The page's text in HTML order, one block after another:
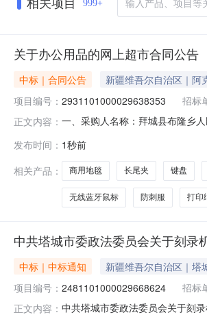
相关项目 999+
关于办公用品的网上超市合同公告
中标｜合同公告 新疆维吾尔自治区｜阿
项目编号： 2931101000029638353 招标
正文内容： 一、采购人名称：拜城县布隆乡
力/deliT1盒19.0026049402雷柏
发布时间： 1秒前
相关产品：
商用地毯 长尾夹 键盘
无线蓝牙鼠标 防刺服 打印
中共塔城市委政法委员会关于刻录
中标｜中标通知 新疆维吾尔自治区｜塔
项目编号： 2481101000029668624 招标
正文内容： 中共塔城市委政法委员会关于刻